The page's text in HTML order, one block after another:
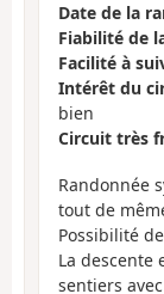
Date de la
Fiabilité de
Facilité à
Intérêt du
bien
Circuit très
Randonnée
tout de
Possibilité
La descente
sentiers